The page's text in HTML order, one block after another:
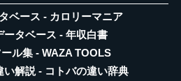
ベース - カロリーマニア
ータベース - 年収白書
ル集 - WAZA TOOLS
い解説 - コトバの違い辞典